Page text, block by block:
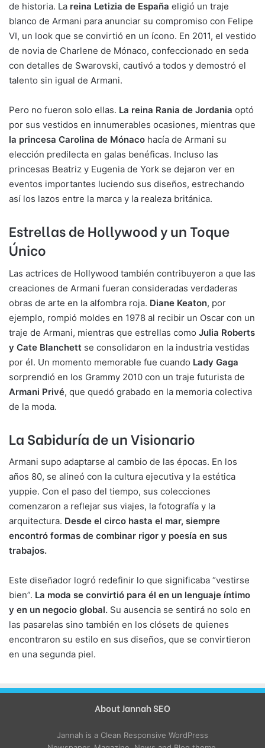
de historia. La reina Letizia de España eligió un traje
blanco de Armani para anunciar su compromiso con Felipe
VI, un look que se convirtió en un ícono. En 2011, el vestido
de novia de Charlene de Mónaco, confeccionado en seda
con detalles de Swarovski, cautivó a todos y demostró el
talento sin igual de Armani.
Pero no fueron solo ellas. La reina Rania de Jordania optó
por sus vestidos en innumerables ocasiones, mientras que
la princesa Carolina de Mónaco hacía de Armani su
elección predilecta en galas benéficas. Incluso las
princesas Beatriz y Eugenia de York se dejaron ver en
eventos importantes luciendo sus diseños, estrechando
así los lazos entre la marca y la realeza británica.
Estrellas de Hollywood y un Toque
Único
Las actrices de Hollywood también contribuyeron a que las
creaciones de Armani fueran consideradas verdaderas
obras de arte en la alfombra roja. Diane Keaton, por
ejemplo, rompió moldes en 1978 al recibir un Oscar con un
traje de Armani, mientras que estrellas como Julia Roberts
y Cate Blanchett se consolidaron en la industria vestidas
por él. Un momento memorable fue cuando Lady Gaga
sorprendió en los Grammy 2010 con un traje futurista de
Armani Privé, que quedó grabado en la memoria colectiva
de la moda.
La Sabiduría de un Visionario
Armani supo adaptarse al cambio de las épocas. En los
años 80, se alineó con la cultura ejecutiva y la estética
yuppie. Con el paso del tiempo, sus colecciones
comenzaron a reflejar sus viajes, la fotografía y la
arquitectura. Desde el circo hasta el mar, siempre
encontró formas de combinar rigor y poesía en sus
trabajos.
Este diseñador logró redefinir lo que significaba “vestirse
bien”. La moda se convirtió para él en un lenguaje íntimo
y en un negocio global. Su ausencia se sentirá no solo en
las pasarelas sino también en los clósets de quienes
encontraron su estilo en sus diseños, que se convirtieron
en una segunda piel.
About Jannah SEO
Jannah is a Clean Responsive WordPress